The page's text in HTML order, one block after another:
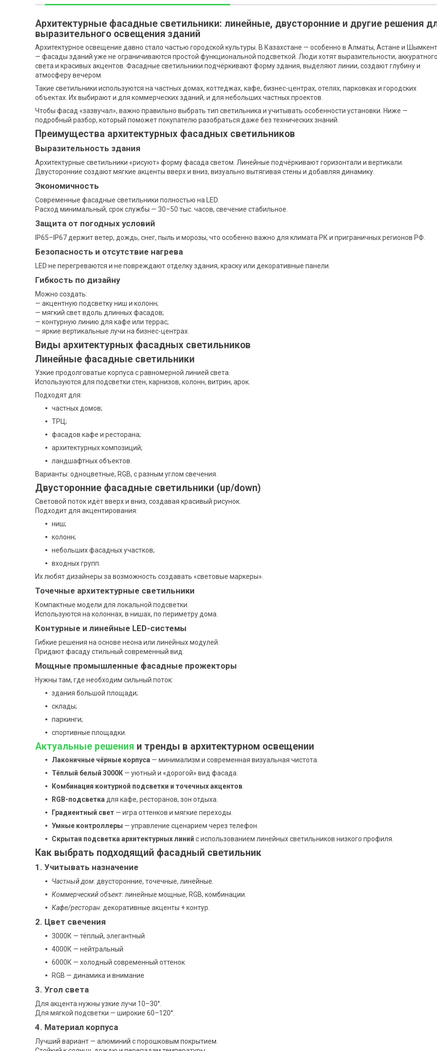
Архитектурные фасадные светильники: линейные, двусторонние и другие решения
выразительного освещения зданий
Архитектурное освещение давно стало частью городской культуры. В Казахстане — особенно в Алматы, Астане и
— фасады зданий уже не ограничиваются простой функциональной подсветкой. Люди хотят выразительности, аккуратного
света и красивых акцентов. Фасадные светильники подчёркивают форму здания, выделяют линии, создают глубину и
атмосферу вечером.
Такие светильники используются на частных домах, коттеджах, кафе, бизнес-центрах, отелях, парковках и городских
объектах. Их выбирают и для коммерческих зданий, и для небольших частных проектов.
Чтобы фасад «зазвучал», важно правильно выбрать тип светильника и учитывать особенности установки. Ниже —
подробный разбор, который поможет покупателю разобраться даже без технических знаний.
Преимущества архитектурных фасадных светильников
Выразительность здания
Архитектурные светильники «рисуют» форму фасада светом. Линейные подчёркивают горизонтали и вертикали.
Двусторонние создают мягкие акценты вверх и вниз, визуально вытягивая стены и добавляя динамику.
Экономичность
Современные фасадные светильники полностью на LED.
Расход минимальный, срок службы — 30–50 тыс. часов, свечение стабильное.
Защита от погодных условий
IP65–IP67 держит ветер, дождь, снег, пыль и морозы, что особенно важно для климата РК и приграничных регионов РФ.
Безопасность и отсутствие нагрева
LED не перегреваются и не повреждают отделку здания, краску или декоративные панели.
Гибкость по дизайну
Можно создать:
— акцентную подсветку ниш и колонн;
— мягкий свет вдоль длинных фасадов;
— контурную линию для кафе или террас;
— яркие вертикальные лучи на бизнес-центрах.
Виды архитектурных фасадных светильников
Линейные фасадные светильники
Узкие продолговатые корпуса с равномерной линией света.
Используются для подсветки стен, карнизов, колонн, витрин, арок.
Подходят для:
частных домов;
ТРЦ;
фасадов кафе и ресторана;
архитектурных композиций;
ландшафтных объектов.
Варианты: одноцветные, RGB, с разным углом свечения.
Двусторонние фасадные светильники (up/down)
Световой поток идёт вверх и вниз, создавая красивый рисунок.
Подходит для акцентирования:
ниш;
колонн;
небольших фасадных участков;
входных групп.
Их любят дизайнеры за возможность создавать «световые маркеры».
Точечные архитектурные светильники
Компактные модели для локальной подсветки.
Используются на колоннах, в нишах, по периметру дома.
Контурные и линейные LED-системы
Гибкие решения на основе неона или линейных модулей.
Придают фасаду стильный современный вид.
Мощные промышленные фасадные прожекторы
Нужны там, где необходим сильный поток:
здания большой площади;
склады;
паркинги;
спортивные площадки.
Актуальные решения и тренды в архитектурном освещении
Лаконичные чёрные корпуса — минимализм и современная визуальная чистота.
Тёплый белый 3000К — уютный и «дорогой» вид фасада.
Комбинация контурной подсветки и точечных акцентов.
RGB-подсветка для кафе, ресторанов, зон отдыха.
Градиентный свет — игра оттенков и мягкие переходы.
Умные контроллеры — управление сценарием через телефон.
Скрытая подсветка архитектурных линий с использованием линейных светильников низкого профиля.
Как выбрать подходящий фасадный светильник
1. Учитывать назначение
Частный дом: двусторонние, точечные, линейные.
Коммерческий объект: линейные мощные, RGB, комбинации.
Кафе/ресторан: декоративные акценты + контур.
2. Цвет свечения
3000К — тёплый, элегантный
4000К — нейтральный
6000К — холодный современный оттенок
RGB — динамика и внимание
3. Угол света
Для акцента нужны узкие лучи 10–30°.
Для мягкой подсветки — широкие 60–120°.
4. Материал корпуса
Лучший вариант — алюминий с порошковым покрытием.